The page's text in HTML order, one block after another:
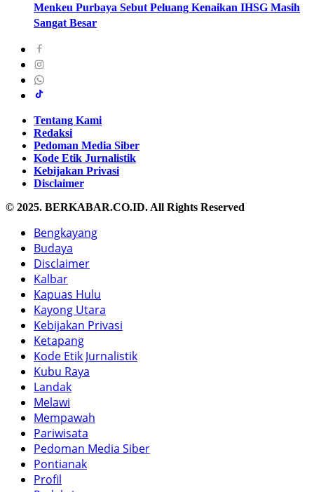
Menkeu Purbaya Sebut Peluang Kenaikan IHSG Masih
Sangat Besar
Tentang Kami
Redaksi
Pedoman Media Siber
Kode Etik Jurnalistik
Kebijakan Privasi
Disclaimer
© 2025. BERKABAR.CO.ID. All Rights Reserved
Bengkayang
Budaya
Disclaimer
Kalbar
Kapuas Hulu
Kayong Utara
Kebijakan Privasi
Ketapang
Kode Etik Jurnalistik
Kubu Raya
Landak
Melawi
Mempawah
Pariwisata
Pedoman Media Siber
Pontianak
Profil